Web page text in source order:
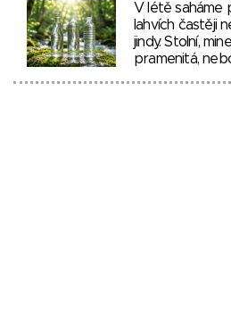
V létě saháme
lahvích častěji
jindy. Stolní,
pramenitá,